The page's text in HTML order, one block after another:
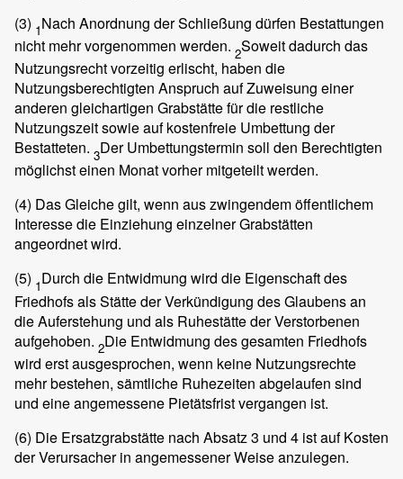
(3) 1Nach Anordnung der Schließung dürfen Bestattungen
nicht mehr vorgenommen werden. 2Soweit dadurch das
Nutzungsrecht vorzeitig erlischt, haben die
Nutzungsberechtigten Anspruch auf Zuweisung einer
anderen gleichartigen Grabstätte für die restliche
Nutzungszeit sowie auf kostenfreie Umbettung der
Bestatteten. 3Der Umbettungstermin soll den Berechtigten
möglichst einen Monat vorher mitgeteilt werden.
(4) Das Gleiche gilt, wenn aus zwingendem öffentlichem
Interesse die Einziehung einzelner Grabstätten
angeordnet wird.
(5) 1Durch die Entwidmung wird die Eigenschaft des
Friedhofs als Stätte der Verkündigung des Glaubens an
die Auferstehung und als Ruhestätte der Verstorbenen
aufgehoben. 2Die Entwidmung des gesamten Friedhofs
wird erst ausgesprochen, wenn keine Nutzungsrechte
mehr bestehen, sämtliche Ruhezeiten abgelaufen sind
und eine angemessene Pietätsfrist vergangen ist.
(6) Die Ersatzgrabstätte nach Absatz 3 und 4 ist auf Kosten
der Verursacher in angemessener Weise anzulegen.